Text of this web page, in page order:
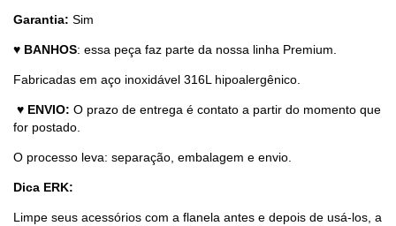
Garantia: Sim
♥ BANHOS: essa peça faz parte da nossa linha Premium.
Fabricadas em aço inoxidável 316L hipoalergênico.
♥ ENVIO: O prazo de entrega é contato a partir do momento que
for postado.
O processo leva: separação, embalagem e envio.
Dica ERK:
Limpe seus acessórios com a flanela antes e depois de usá-los, a